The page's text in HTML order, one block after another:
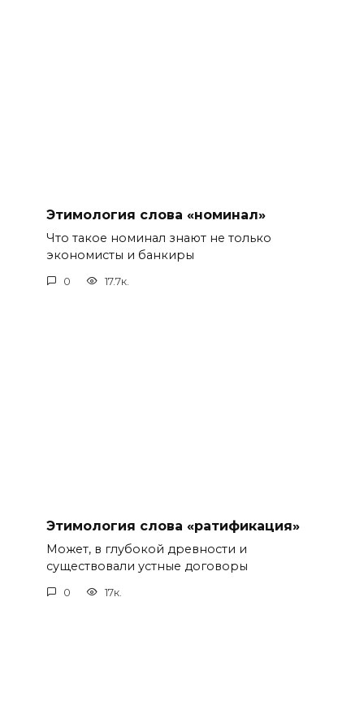
Этимология слова «номинал»
Что такое номинал знают не только
экономисты и банкиры
0 17.7к.
Этимология слова «ратификация»
Может, в глубокой древности и
существовали устные договоры
0 17к.